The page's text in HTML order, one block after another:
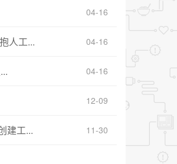
04-16
人工... 04-16
04-16
12-09
建工... 11-30